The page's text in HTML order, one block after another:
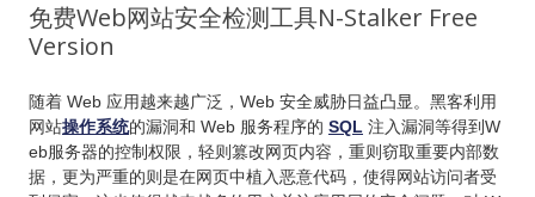
免费Web网站安全检测工具N-Stalker Free
Version
随着 Web 应用越来越广泛，Web 安全威胁日益凸显。黑客利用
网站操作系统的漏洞和 Web 服务程序的 SQL 注入漏洞等得到W
eb服务器的控制权限，轻则篡改网页内容，重则窃取重要内部数
据，更为严重的则是在网页中植入恶意代码，使得网站访问者受